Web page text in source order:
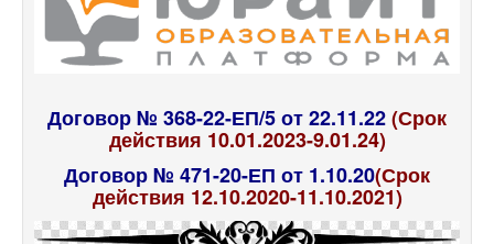
Договор № 368-22-ЕП/5 от 22.11.22(Срок
действия 10.01.2023-9.01.24)
Договор № 471-20-ЕП от 1.10.20(Срок
действия 12.10.2020-11.10.2021)